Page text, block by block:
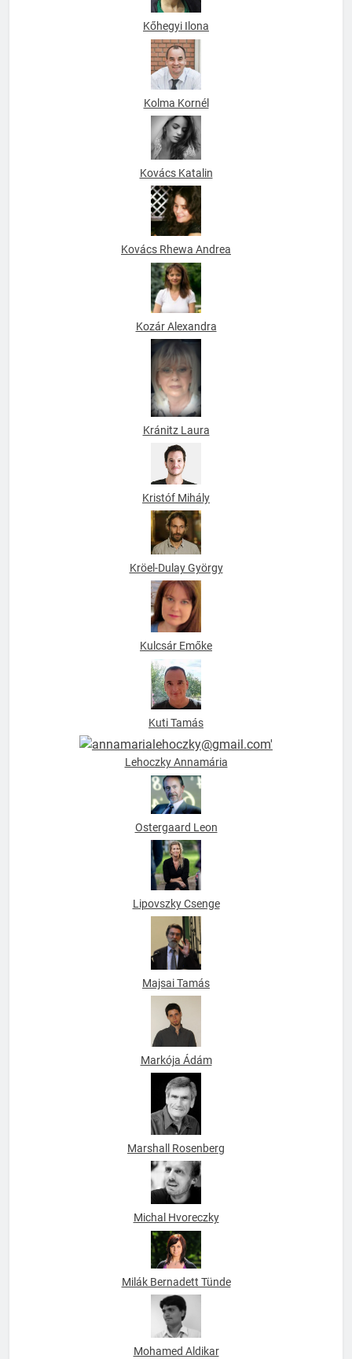
Kőhegyi Ilona
Kolma Kornél
Kovács Katalin
Kovács Rhewa Andrea
Kozár Alexandra
Kránitz Laura
Kristóf Mihály
Kröel-Dulay György
Kulcsár Emőke
Kuti Tamás
Lehoczky Annamária
Ostergaard Leon
Lipovszky Csenge
Majsai Tamás
Markója Ádám
Marshall Rosenberg
Michal Hvoreczky
Milák Bernadett Tünde
Mohamed Aldikar